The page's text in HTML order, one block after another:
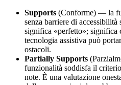
Supports (Conforme) — la
senza barriere di
significa «perfetto»; significa
tecnologia assistiva può
ostacoli.
Partially Supports
funzionalità soddisfa il
note. È una valutazione